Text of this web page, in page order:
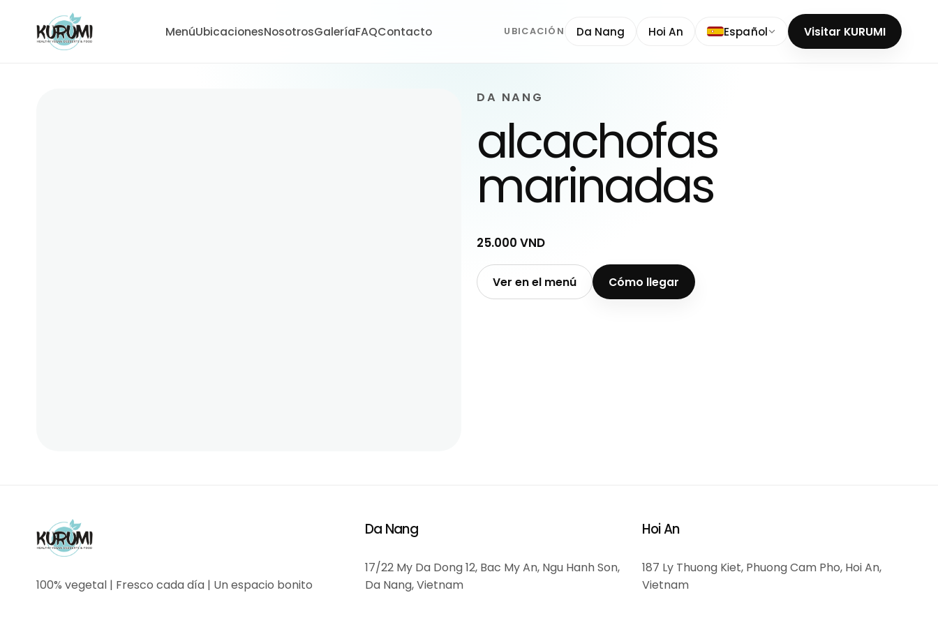
MenúUbicacionesNosotrosGaleríaFAQContacto UBICACIÓN Da Nang Hoi An Español Visitar KURUMI
DA NANG
alcachofas
marinadas
25.000 VND
Ver en el menú Cómo llegar
100% vegetal | Fresco cada día | Un espacio bonito
Da Nang
17/22 My Da Dong 12, Bac My An, Ngu Hanh Son,
Da Nang, Vietnam
Hoi An
187 Ly Thuong Kiet, Phuong Cam Pho, Hoi An,
Vietnam